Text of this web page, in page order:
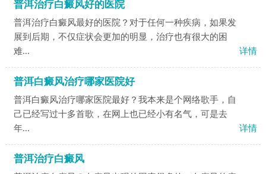
普洱治疗白癜风好的医院
普洱治疗白癜风最好的医院？对于任何一种疾病，如果发
展到后期，不仅症状会更加的明显，治疗也有很大的困
难...
详情
普洱白癜风治疗哪家医院好
普洱白癜风治疗哪家医院最好？我本来是个网络歌手，自
己已经写过十多首歌，在网上也已经小有名气，可是去
年...
详情
普洱治疗白癜风